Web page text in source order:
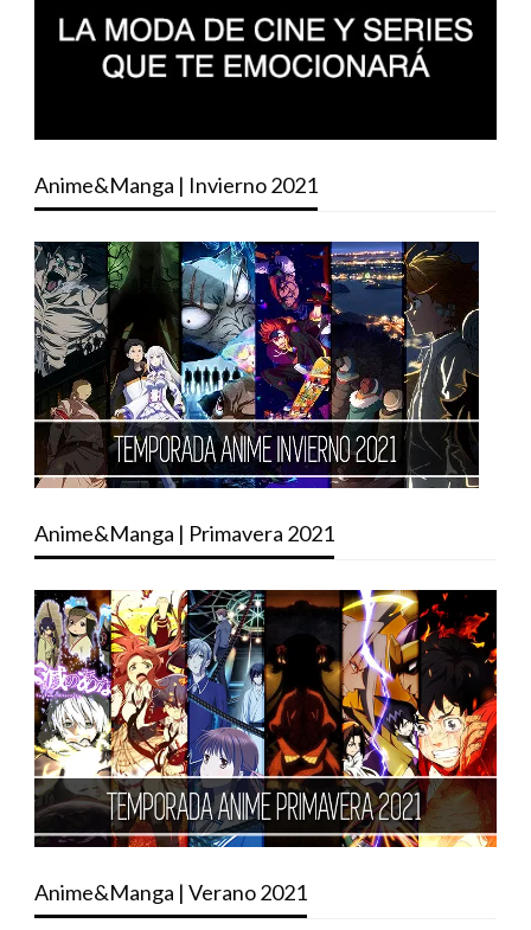
Anime&Manga | Invierno 2021
Anime&Manga | Primavera 2021
Anime&Manga | Verano 2021